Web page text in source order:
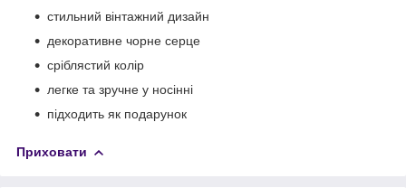
стильний вінтажний дизайн
декоративне чорне серце
сріблястий колір
легке та зручне у носінні
підходить як подарунок
Приховати